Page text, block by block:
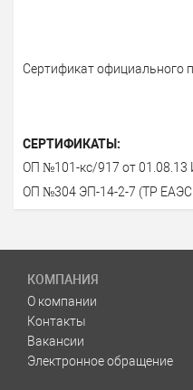
Сертификат официального
СЕРТИФИКАТЫ:
ОП №101-кс/917 от 01.08.13
ОП №304 ЭП-14-2-7 (ТР ЕАЭС
КОМПАНИЯ
О компании
Контакты
Вакансии
Электронное обращение